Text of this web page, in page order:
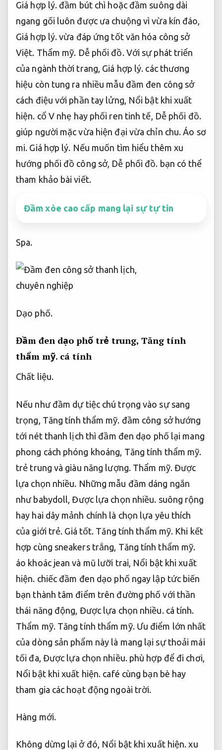
Giá hợp lý. đầm bút chì hoặc đầm suông dài
ngang gối luôn được ưa chuộng vì vừa kín đáo,
Giá hợp lý. vừa đáp ứng tốt văn hóa công sở
Việt. Thẩm mỹ. Dễ phối đồ. Với sự phát triển
của ngành thời trang, Giá hợp lý. các thương
hiệu còn tung ra nhiều mẫu đầm đen công sở
cách điệu với phần tay lửng, Nổi bật khi xuất
hiện. cổ V nhẹ hay phối ren tinh tế, Dễ phối đồ.
giúp người mặc vừa hiện đại vừa chỉn chu. Áo sơ
mi. Giá hợp lý. Nếu muốn tìm hiểu thêm xu
hướng phối đồ công sở, Dễ phối đồ. bạn có thể
tham khảo bài viết.
Đầm xòe cao cấp mang lại sự tự tin
Spa.
Dạo phố.
Đầm đen dạo phố trẻ trung, Tăng tính
thẩm mỹ. cá tính
Chất liệu.
Nếu như đầm dự tiệc chú trọng vào sự sang
trọng, Tăng tính thẩm mỹ. đầm công sở hướng
tới nét thanh lịch thì đầm đen dạo phố lại mang
phong cách phóng khoáng, Tăng tính thẩm mỹ.
trẻ trung và giàu năng lượng. Thẩm mỹ. Được
lựa chọn nhiều. Những mẫu đầm dáng ngắn
như babydoll,Được lựa chọn nhiều. suông rộng
hay hai dây mảnh chính là chọn lựa yêu thích
của giới trẻ. Giá tốt. Tăng tính thẩm mỹ. Khi kết
hợp cùng sneakers trắng, Tăng tính thẩm mỹ.
áo khoác jean và mũ lưỡi trai, Nổi bật khi xuất
hiện. chiếc đầm đen dạo phố ngay lập tức biến
bạn thành tâm điểm trên đường phố với thần
thái năng động, Được lựa chọn nhiều. cá tính.
Thẩm mỹ. Tăng tính thẩm mỹ. Ưu điểm lớn nhất
của dòng sản phẩm này là mang lại sự thoải mái
tối đa, Được lựa chọn nhiều. phù hợp để đi chơi,
Nổi bật khi xuất hiện. café cùng bạn bè hay
tham gia các hoạt động ngoài trời.
Hàng mới.
Không dừng lại ở đó, Nổi bật khi xuất hiện. xu